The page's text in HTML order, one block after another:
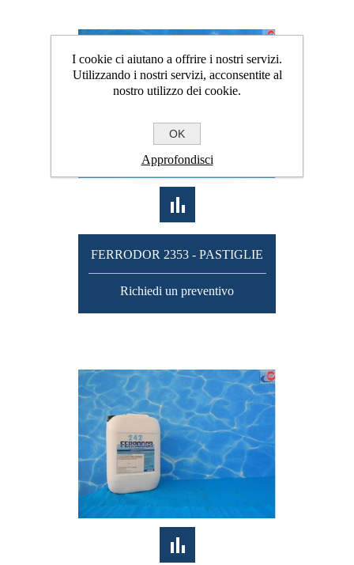
FERRODOR 2353 - PASTIGLIE
Richiedi un preventivo
I cookie ci aiutano a offrire i nostri servizi.
Utilizzando i nostri servizi, acconsentite al
nostro utilizzo dei cookie.
OK
Approfondisci